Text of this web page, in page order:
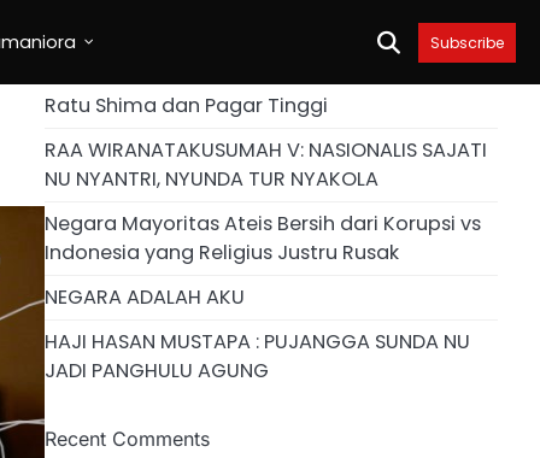
Subscribe
Ratu Shima dan Pagar Tinggi
RAA WIRANATAKUSUMAH V: NASIONALIS SAJATI
NU NYANTRI, NYUNDA TUR NYAKOLA
Negara Mayoritas Ateis Bersih dari Korupsi vs
Indonesia yang Religius Justru Rusak
NEGARA ADALAH AKU
HAJI HASAN MUSTAPA : PUJANGGA SUNDA NU
JADI PANGHULU AGUNG
Recent Comments